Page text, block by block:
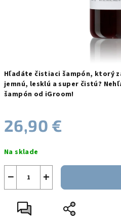
Hľadáte čistiaci šampón, ktorý
jemnú, lesklú a super čistú?
šampón od iGroom!
26,90 €
cena:
Na sklade
+
−